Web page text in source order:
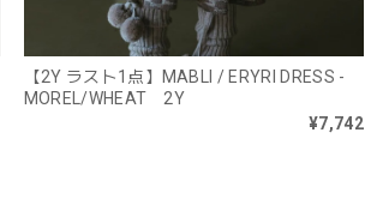
【2Y ラスト1点】MABLI / ERYRI DRESS -
MOREL/WHEAT 2Y
¥7,742